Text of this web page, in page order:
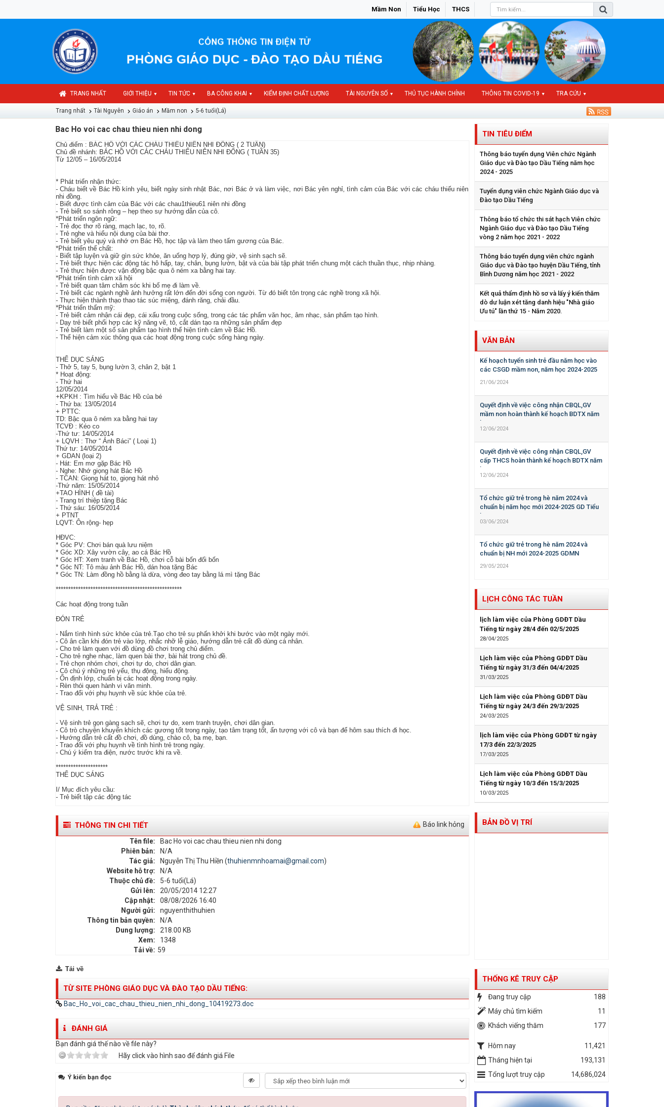
Mầm Non Tiểu Học THCS
TRANG NHẤT GIỚI THIỆU ▼ TIN TỨC ▼ BA CÔNG KHAI ▼ KIỂM ĐỊNH CHẤT LƯỢNG TÀI NGUYÊN SỐ ▼ THỦ TỤC HÀNH CHÍNH THÔNG TIN COVID-19 ▼ TRA CỨU ▼
Trang nhất Tài Nguyên Giáo án Mầm non 5-6 tuổi(Lá)
Bac Ho voi cac chau thieu nien nhi dong
Chủ điểm : BÁC HỒ VỚI CÁC CHÁU THIẾU NIÊN NHI ĐỔNG ( 2 TUẨN)
Chủ đề nhánh: BÁC HỒ VỚI CÁC CHÁU THIẾU NIÊN NHI ĐỔNG ( TUẦN 35)
Từ 12/05 – 16/05/2014
* Phát triển nhận thức:
- Cháu biết về Bác Hồ kính yêu, biết ngày sinh nhật Bác, nơi Bác ở và làm việc, nơi Bác yên nghỉ, tình cảm của Bác với các cháu thiếu niên
nhi đồng.
- Biết được tình cảm của Bác với các chau1thieu61 niên nhi đồng
- Trẻ biết so sánh rông – hẹp theo sự hướng dẫn của cô.
*Phát triển ngôn ngữ:
- Trẻ đọc thơ rõ ràng, mạch lạc, to, rõ.
- Trẻ nghe và hiểu nội dung của bài thơ.
- Trẻ biết yêu quý và nhớ ơn Bác Hồ, học tập và làm theo tấm gương của Bác.
*Phát triển thể chất:
- Biết tập luyện và giữ gìn sức khỏe, ăn uống hợp lý, đúng giờ, vệ sinh sạch sẽ.
- Trẻ biết thực hiện các động tác hô hấp, tay, chân, bụng lườn, bật và của bài tập phát triển chung một cách thuần thục, nhịp nhàng.
- Trẻ thực hiện được vận động bậc qua ô ném xa bằng hai tay.
*Phát triển tình cảm xã hội
- Trẻ biết quan tâm chăm sóc khi bố mẹ đi làm về.
- Trẻ biết các ngành nghề ảnh hưởng rất lớn đến đời sống con người. Từ đó biết tôn trọng các nghề trong xã hội.
- Thực hiện thành thạo thao tác súc miệng, đánh răng, chải đầu.
*Phát triển thẩm mỹ:
- Trẻ biết cảm nhận cái đẹp, cái xấu trong cuộc sống, trong các tác phẩm văn học, âm nhạc, sản phẩm tạo hình.
- Dạy trẻ biết phối hợp các kỹ năng vẽ, tô, cắt dán tạo ra những sản phẩm đẹp
- Trẻ biết làm một số sản phẩm tạo hình thể hiện tình cảm về Bác Hồ.
- Thể hiện cảm xúc thông qua các hoạt động trong cuộc sống hàng ngày.
THỂ DỤC SÁNG
- Thở 5, tay 5, bụng lườn 3, chân 2, bật 1
* Hoạt động:
- Thứ hai
12/05/2014
+KPKH : Tìm hiểu về Bác Hồ của bé
- Thứ ba: 13/05/2014
+ PTTC:
TD: Bậc qua ô ném xa bằng hai tay
TCVĐ : Kéo co
-Thứ tư: 14/05/2014
+ LQVH : Thơ “ Ảnh Báci” ( Loại 1)
Thứ tư: 14/05/2014
+ GDAN (loại 2)
- Hát: Em mơ gặp Bác Hồ
- Nghe: Nhớ giọng hát Bác Hồ
- TCAN: Giọng hát to, giọng hát nhỏ
-Thứ năm: 15/05/2014
+TAO HÌNH ( đề tài)
- Trang trí thiệp tặng Bác
- Thứ sáu: 16/05/2014
+ PTNT
LQVT: Ôn rộng- hẹp
HĐVC:
* Góc PV: Chơi bán quà lưu niệm
* Góc XD: Xây vườn cây, ao cá Bác Hồ
* Góc HT: Xem tranh về Bác Hồ, chơi cỗ bài bốn đối bốn
* Góc NT: Tô màu ảnh Bác Hồ, dán hoa tặng Bác
* Góc TN: Làm đồng hồ bằng lá dừa, vòng đeo tay bằng lá mì tặng Bác
***************************************************
Các hoạt động trong tuần
ĐÓN TRẺ
- Nắm tình hình sức khỏe của trẻ.Tạo cho trẻ sụ phấn khởi khi bước vào một ngày mới.
- Cô ân cần khi đón trẻ vào lớp, nhắc nhỡ lễ giáo, hướng dẫn trẻ cất đồ dùng cá nhân.
- Cho trẻ làm quen với đồ dùng đồ chơi trong chủ điểm.
- Cho trẻ nghe nhạc, làm quen bài thơ, bài hát trong chủ đề.
- Trẻ chọn nhóm chơi, chơi tự do, chơi dân gian.
- Cô chú ý những trẻ yếu, thụ động, hiếu động.
- Ổn định lớp, chuẩn bị các hoạt động trong ngày.
- Rèn thói quen hành vi văn minh.
- Trao đổi với phụ huynh về súc khỏe của trẻ.
VỆ SINH, TRẢ TRẺ :
- Vệ sinh trẻ gọn gàng sạch sẽ, chơi tự do, xem tranh truyện, chơi dân gian.
- Cô trò chuyện khuyến khích các gương tốt trong ngày, tạo tâm trạng tốt, ấn tượng với cô và bạn để hôm sau thích đi học.
- Hướng dẫn trẻ cất đồ chơi, đồ dùng, chào cô, ba mẹ, bạn.
- Trao đổi với phụ huynh về tình hình trẻ trong ngày.
- Chú ý kiểm tra điện, nước trước khi ra về.
*********************
THỂ DỤC SÁNG
I/ Mục đích yêu cầu:
- Trẻ biết tập các động tác
Báo link hỏng
THÔNG TIN CHI TIẾT
Tên file:
Bac Ho voi cac chau thieu nien nhi dong
Phiên bản:
N/A
Tác giả:
Nguyễn Thị Thu Hiền (thuhienmnhoamai@gmail.com)
Website hỗ trợ:
N/A
Thuộc chủ đề:
5-6 tuổi(Lá)
Gửi lên:
20/05/2014 12:27
Cập nhật:
08/08/2026 16:40
Người gửi:
nguyenthithuhien
Thông tin bản quyền:
N/A
Dung lượng:
218.00 KB
Xem:
1348
Tải về: 59
Tải về
TỪ SITE PHÒNG GIÁO DỤC VÀ ĐÀO TẠO DẦU TIẾNG:
Bac_Ho_voi_cac_chau_thieu_nien_nhi_dong_10419273.doc
ĐÁNH GIÁ
Bạn đánh giá thế nào về file này?
Hãy click vào hình sao để đánh giá File
Ý kiến bạn đọc
TIN TIÊU ĐIỂM
Thông báo tuyển dụng Viên chức Ngành
Giáo dục và Đào tạo Dầu Tiếng năm học
2024 - 2025
Tuyển dụng viên chức Ngành Giáo dục và
Đào tạo Dầu Tiếng
Thông báo tổ chức thi sát hạch Viên chức
Ngành Giáo dục và Đào tạo Dầu Tiếng
vòng 2 năm học 2021 - 2022
Thông báo tuyển dụng viên chức ngành
Giáo dục và Đào tạo huyện Dầu Tiếng, tỉnh
Bình Dương năm học 2021 - 2022
Kết quả thẩm định hồ sơ và lấy ý kiến thăm
dò dư luận xét tăng danh hiệu "Nhà giáo
Ưu tú" lần thứ 15 - Năm 2020.
VĂN BẢN
Kế hoạch tuyển sinh trẻ đầu năm học vào
các CSGD mầm non, năm học 2024-2025
21/06/2024
Quyết định về việc công nhận CBQL,GV
mầm non hoàn thành kế hoạch BDTX năm
học 2023-2024
12/06/2024
Quyết định về việc công nhận CBQL,GV
cấp THCS hoàn thành kế hoạch BDTX năm
học 2023-2024
12/06/2024
Tổ chức giữ trẻ trong hè năm 2024 và
chuẩn bị năm học mới 2024-2025 GD Tiểu
học
03/06/2024
Tổ chức giữ trẻ trong hè năm 2024 và
chuẩn bị NH mới 2024-2025 GDMN
29/05/2024
LỊCH CÔNG TÁC TUẦN
lịch làm việc của Phòng GDĐT Dầu
Tiếng từ ngày 28/4 đến 02/5/2025
28/04/2025
Lịch làm việc của Phòng GDĐT Dầu
Tiếng từ ngày 31/3 đến 04/4/2025
31/03/2025
Lịch làm việc của Phòng GDĐT Dầu
Tiếng từ ngày 24/3 đến 29/3/2025
24/03/2025
lịch làm việc của Phòng GDĐT từ ngày
17/3 đến 22/3/2025
17/03/2025
Lịch làm việc của Phòng GDĐT Dầu
Tiếng từ ngày 10/3 đến 15/3/2025
10/03/2025
BẢN ĐỒ VỊ TRÍ
THỐNG KÊ TRUY CẬP
Đang truy cập
188
Máy chủ tìm kiếm
11
Khách viếng thăm
177
Hôm nay
11,421
Tháng hiện tại
193,131
Tổng lượt truy cập
14,686,024